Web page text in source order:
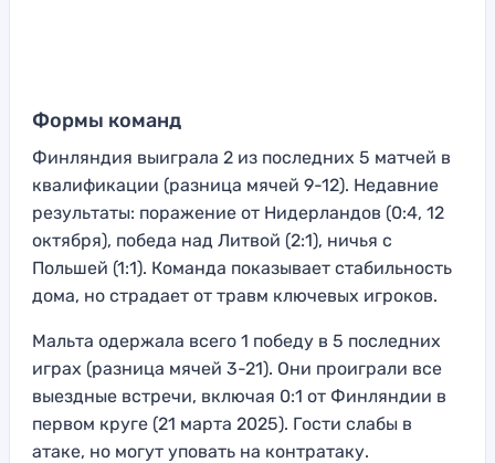
Формы команд
Финляндия выиграла 2 из последних 5 матчей в
квалификации (разница мячей 9-12). Недавние
результаты: поражение от Нидерландов (0:4, 12
октября), победа над Литвой (2:1), ничья с
Польшей (1:1). Команда показывает стабильность
дома, но страдает от травм ключевых игроков.
Мальта одержала всего 1 победу в 5 последних
играх (разница мячей 3-21). Они проиграли все
выездные встречи, включая 0:1 от Финляндии в
первом круге (21 марта 2025). Гости слабы в
атаке, но могут уповать на контратаку.